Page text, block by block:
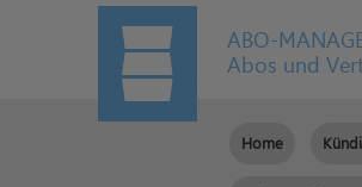
ABO-
Abos und
Home